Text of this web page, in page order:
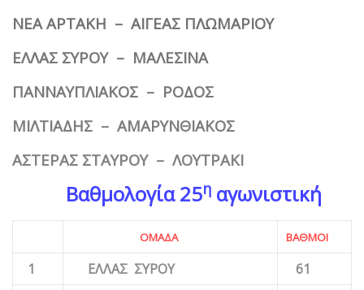
ΝΕΑ ΑΡΤΑΚΗ – ΑΙΓΕΑΣ ΠΛΩΜΑΡΙΟΥ
ΕΛΛΑΣ ΣΥΡΟΥ – ΜΑΛΕΣΙΝΑ
ΠΑΝΝΑΥΠΛΙΑΚΟΣ – ΡΟΔΟΣ
ΜΙΛΤΙΑΔΗΣ – ΑΜΑΡΥΝΘΙΑΚΟΣ
ΑΣΤΕΡΑΣ ΣΤΑΥΡΟΥ – ΛΟΥΤΡΑΚΙ
Βαθμολογία 25η αγωνιστική
ΟΜΑΔΑ ΒΑΘΜΟΙ
1 ΕΛΛΑΣ ΣΥΡΟΥ
61